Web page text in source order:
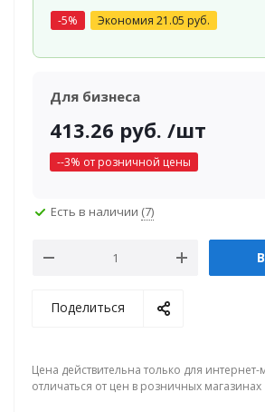
-5% Экономия 21.05 руб.
Для бизнеса
413.26 руб. /шт
--3% от розничной цены
Есть в наличии (7)
Поделиться
Цена действительна только для
отличаться от цен в розничных магазинах